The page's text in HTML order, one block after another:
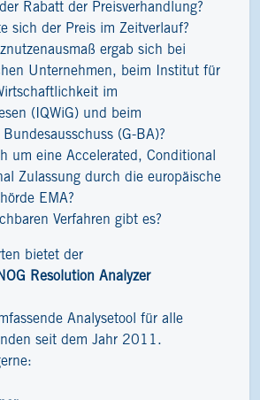
Rabatt der Preisverhandlung?
sich der Preis im Zeitverlauf?
ergab sich bei
Unternehmen, beim Institut für
im
(IQWiG) und beim
(G-BA)?
um eine Accelerated, Conditional
Zulassung durch die europäische
EMA?
Verfahren gibt es?
bietet der
Resolution Analyzer
Analysetool für alle
seit dem Jahr 2011.